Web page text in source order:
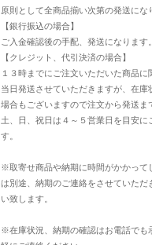
原則として全商品揃い次第の発送にな
【銀行振込の場合】
ご入金確認後の手配、発送になります。
【クレジット、代引決済の場合】
１３時までにご注文いただいた商品に
当日発送させていただきますが、在庫
場合もございますので注文から発送ま
土、日、祝日は４～５営業日を目安に
す。
※取寄せ商品や納期に時間がかかって
は別途、納期のご連絡をさせていただ
い致します。
※在庫状況、納期の確認はお電話でも